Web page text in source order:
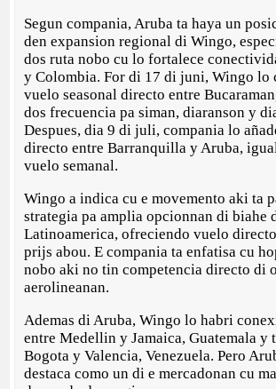
Segun compania, Aruba ta haya un
den expansion regional di Wingo,
dos ruta nobo cu lo fortalece
y Colombia. For di 17 di juni, Wingo lo
vuelo seasonal directo entre
dos frecuencia pa siman, diaranson y
Despues, dia 9 di juli, compania lo
directo entre Barranquilla y Aruba,
vuelo semanal.
Wingo a indica cu e movemento aki ta
strategia pa amplia opcionnan di biahe
Latinoamerica, ofreciendo vuelo
prijs abou. E compania ta enfatisa cu
nobo aki no tin competencia directo di
aerolineanan.
Ademas di Aruba, Wingo lo habri
entre Medellin y Jamaica, Guatemala y
Bogota y Valencia, Venezuela. Pero
destaca como un di e mercadonan cu